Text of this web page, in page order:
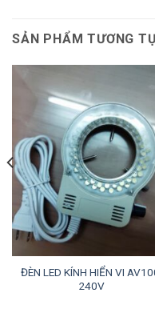
SẢN PHẨM TƯƠNG
ĐÈN LED KÍNH HIỂN VI
240V